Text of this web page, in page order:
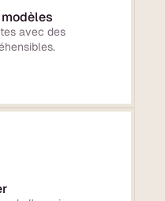
avec des